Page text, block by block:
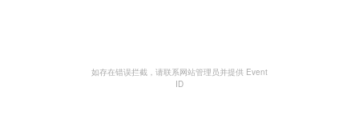
如存在错误拦截，请联系网站管理员并提供 Event
ID